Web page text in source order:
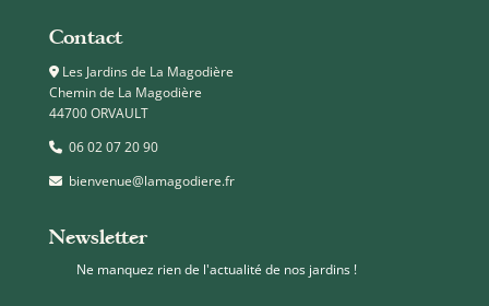
Contact
Les Jardins de La Magodière
Chemin de La Magodière
44700 ORVAULT
06 02 07 20 90
bienvenue@lamagodiere.fr
Newsletter
Ne manquez rien de l'actualité de nos jardins !